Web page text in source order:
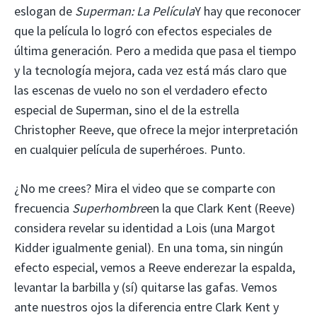
eslogan de Superman: La PelículaY hay que reconocer
que la película lo logró con efectos especiales de
última generación. Pero a medida que pasa el tiempo
y la tecnología mejora, cada vez está más claro que
las escenas de vuelo no son el verdadero efecto
especial de Superman, sino el de la estrella
Christopher Reeve, que ofrece la mejor interpretación
en cualquier película de superhéroes. Punto.
¿No me crees? Mira el video que se comparte con
frecuencia Superhombreen la que Clark Kent (Reeve)
considera revelar su identidad a Lois (una Margot
Kidder igualmente genial). En una toma, sin ningún
efecto especial, vemos a Reeve enderezar la espalda,
levantar la barbilla y (sí) quitarse las gafas. Vemos
ante nuestros ojos la diferencia entre Clark Kent y